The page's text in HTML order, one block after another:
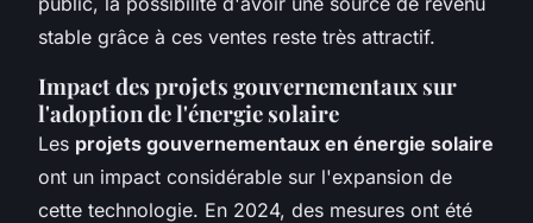
stable grâce à ces ventes reste très attractif.
Impact des projets gouvernementaux sur
l'adoption de l'énergie solaire
Les projets gouvernementaux en énergie solaire
ont un impact considérable sur l'expansion de
cette technologie. En 2024, des mesures ont été